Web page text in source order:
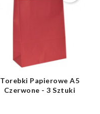
Torebki Papierowe A5
Czerwone - 3 Sztuki